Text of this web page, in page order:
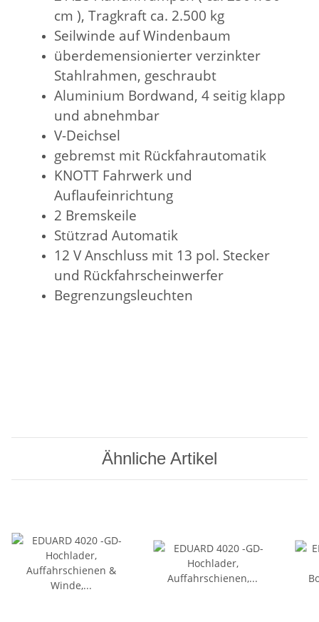
cm ), Tragkraft ca. 2.500 kg
Seilwinde auf Windenbaum
überdemensionierter verzinkter
Stahlrahmen, geschraubt
Aluminium Bordwand, 4 seitig klapp
und abnehmbar
V-Deichsel
gebremst mit Rückfahrautomatik
KNOTT Fahrwerk und
Auflaufeinrichtung
2 Bremskeile
Stützrad Automatik
12 V Anschluss mit 13 pol. Stecker
und Rückfahrscheinwerfer
Begrenzungsleuchten
Ähnliche Artikel